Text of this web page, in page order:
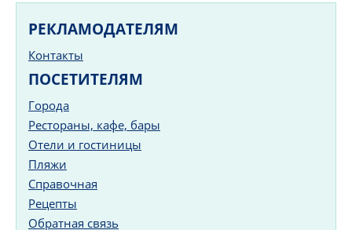
РЕКЛАМОДАТЕЛЯМ
Контакты
ПОСЕТИТЕЛЯМ
Города
Рестораны, кафе, бары
Отели и гостиницы
Пляжи
Справочная
Рецепты
Обратная связь